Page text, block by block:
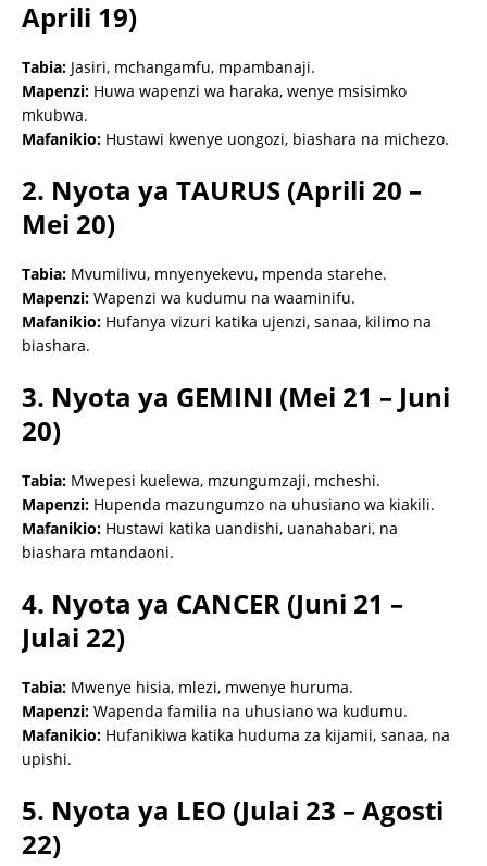
Aprili 19)
Tabia: Jasiri, mchangamfu, mpambanaji.
Mapenzi: Huwa wapenzi wa haraka, wenye msisimko
mkubwa.
Mafanikio: Hustawi kwenye uongozi, biashara na michezo.
2. Nyota ya TAURUS (Aprili 20 –
Mei 20)
Tabia: Mvumilivu, mnyenyekevu, mpenda starehe.
Mapenzi: Wapenzi wa kudumu na waaminifu.
Mafanikio: Hufanya vizuri katika ujenzi, sanaa, kilimo na
biashara.
3. Nyota ya GEMINI (Mei 21 – Juni
20)
Tabia: Mwepesi kuelewa, mzungumzaji, mcheshi.
Mapenzi: Hupenda mazungumzo na uhusiano wa kiakili.
Mafanikio: Hustawi katika uandishi, uanahabari, na
biashara mtandaoni.
4. Nyota ya CANCER (Juni 21 –
Julai 22)
Tabia: Mwenye hisia, mlezi, mwenye huruma.
Mapenzi: Wapenda familia na uhusiano wa kudumu.
Mafanikio: Hufanikiwa katika huduma za kijamii, sanaa, na
upishi.
5. Nyota ya LEO (Julai 23 – Agosti
22)